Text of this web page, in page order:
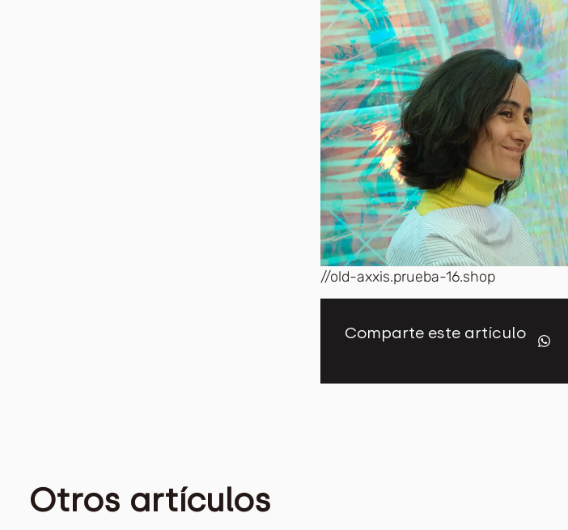
//old-axxis.prueba-16.shop
Comparte este artículo
Otros artículos